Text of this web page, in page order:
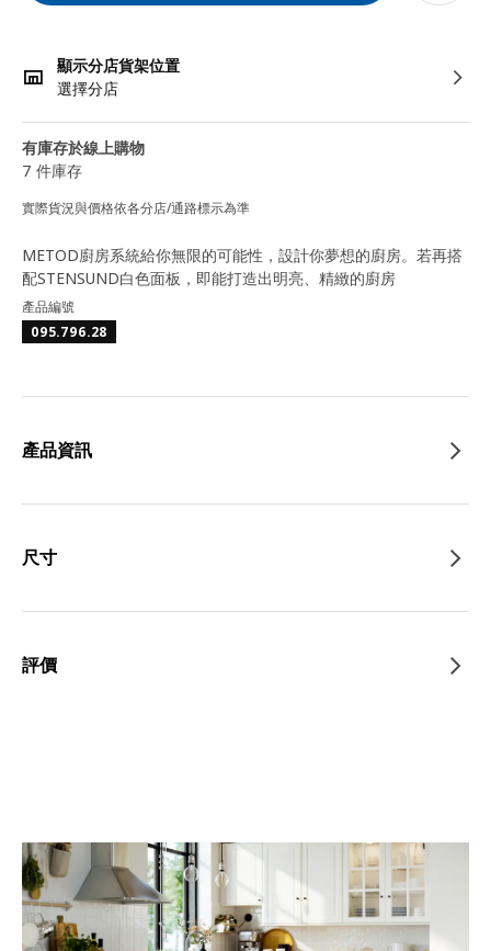
顯示分店貨架位置
選擇分店
有庫存於線上購物
7 件庫存
實際貨況與價格依各分店/通路標示為準
METOD廚房系統給你無限的可能性，設計你夢想的廚房。若再搭
配STENSUND白色面板，即能打造出明亮、精緻的廚房
產品編號
095.796.28
產品資訊
尺寸
評價